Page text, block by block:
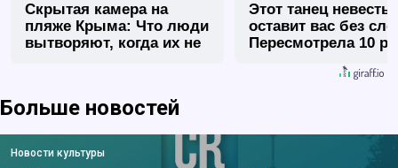
Скрытая камера на
пляже Крыма: Что люди
вытворяют, когда их не
Этот танец невесты
оставит вас без
Пересмотрела 10
Больше новостей
Новости культуры